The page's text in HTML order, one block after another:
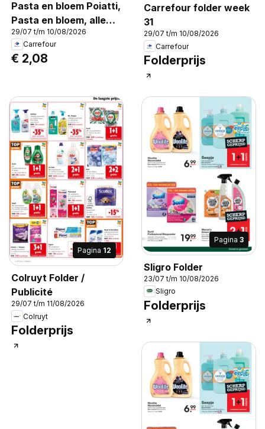
Pasta en bloem Poiatti,
Pasta en bloem, alle
soorten van 1 kg
29/07 t/m 10/08/2026
Carrefour
€ 2,08
Carrefour folder week
31
29/07 t/m 10/08/2026
Carrefour
Folderprijs
Pagina 12
Colruyt Folder /
Publicité
29/07 t/m 11/08/2026
Colruyt
Folderprijs
Pagina 3
Sligro Folder
23/07 t/m 10/08/2026
Sligro
Folderprijs